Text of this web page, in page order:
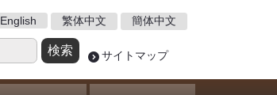
サイトマップ
English 繁体中文 簡体中文